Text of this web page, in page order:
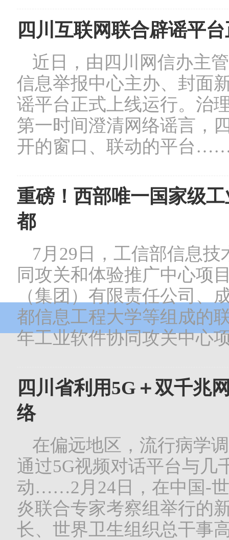
四川互联网联合辟谣平
近日，由四川网信办主
信息举报中心主办、封面
谣平台正式上线运行。治
第一时间澄清网络谣言，
开的窗口、联动的平台
重磅！西部唯一国家级
都
7月29日，工信部信息技
同攻关和体验推广中心项
（集团）有限责任公司、
都信息工程大学等组成的
年工业软件协同攻关中心
四川省利用5G＋双千兆
络
在偏远地区，流行病学
通过5G视频对话平台与几
动……2月24日，在中国-
炎联合专家考察组举行的
长、世界卫生组织总干事